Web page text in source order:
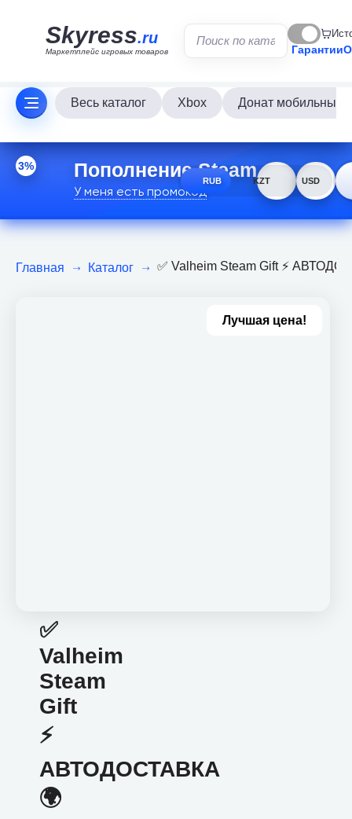
Skyress.ru
Маркетплейс игровых товаров Гарантии
Весь каталог Xbox Донат мобильных
3% Пополнение Steam
У меня есть промокод
RUB KZT USD
Главная Каталог ✅ Valheim Steam Gift ⚡
Лучшая цена!
✅
Valheim
Steam
Gift
⚡
АВТОДОСТАВКА
🌍